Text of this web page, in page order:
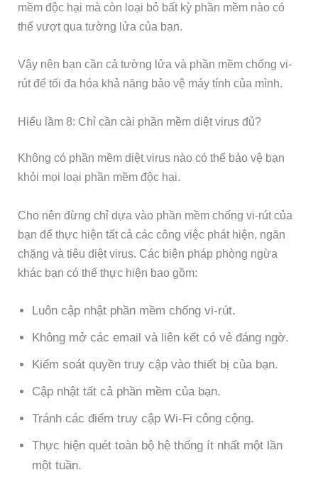
mềm độc hại mà còn loại bỏ bất kỳ phần mềm nào có
thể vượt qua tường lửa của bạn.
Vậy nên bạn cần cả tường lửa và phần mềm chống vi-
rút để tối đa hóa khả năng bảo vệ máy tính của mình.
Hiểu lầm 8: Chỉ cần cài phần mềm diệt virus đủ?
Không có phần mềm diệt virus nào có thể bảo vệ bạn
khỏi mọi loại phần mềm độc hại.
Cho nên đừng chỉ dựa vào phần mềm chống vi-rút của
bạn để thực hiện tất cả các công việc phát hiện, ngăn
chặng và tiêu diệt virus. Các biện pháp phòng ngừa
khác bạn có thể thực hiện bao gồm:
Luôn cập nhật phần mềm chống vi-rút.
Không mở các email và liên kết có vẻ đáng ngờ.
Kiểm soát quyền truy cập vào thiết bị của bạn.
Cập nhật tất cả phần mềm của bạn.
Tránh các điểm truy cập Wi-Fi công cộng.
Thực hiện quét toàn bộ hệ thống ít nhất một lần
một tuần.